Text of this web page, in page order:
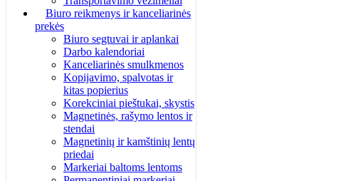
Biuro reikmenys ir kanceliarinės
prekės
Biuro segtuvai ir aplankai
Darbo kalendoriai
Kanceliarinės smulkmenos
Kopijavimo, spalvotas ir
kitas popierius
Korekciniai pieštukai, skystis
Magnetinės, rašymo lentos ir
stendai
Magnetinių ir kamštinių lentų
priedai
Markeriai baltoms lentoms